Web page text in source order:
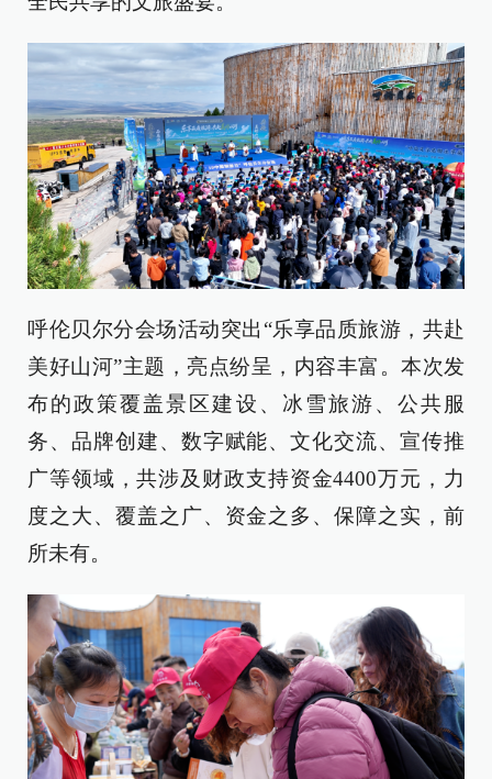
呼伦贝尔分会场活动突出“乐享品质旅游，共赴
美好山河”主题，亮点纷呈，内容丰富。本次发
布的政策覆盖景区建设、冰雪旅游、公共服
务、品牌创建、数字赋能、文化交流、宣传推
广等领域，共涉及财政支持资金4400万元，力
度之大、覆盖之广、资金之多、保障之实，前
所未有。